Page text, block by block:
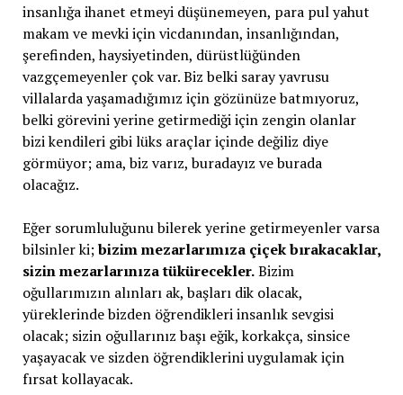
insanlığa ihanet etmeyi düşünemeyen, para pul yahut
makam ve mevki için vicdanından, insanlığından,
şerefinden, haysiyetinden, dürüstlüğünden
vazgçemeyenler çok var. Biz belki saray yavrusu
villalarda yaşamadığımız için gözünüze batmıyoruz,
belki görevini yerine getirmediği için zengin olanlar
bizi kendileri gibi lüks araçlar içinde değiliz diye
görmüyor; ama, biz varız, buradayız ve burada
olacağız.
Eğer sorumluluğunu bilerek yerine getirmeyenler varsa
bilsinler ki;bizim mezarlarımıza çiçek bırakacaklar,
sizin mezarlarınıza tükürecekler.Bizim
oğullarımızın alınları ak, başları dik olacak,
yüreklerinde bizden öğrendikleri insanlık sevgisi
olacak; sizin oğullarınız başı eğik, korkakça, sinsice
yaşayacak ve sizden öğrendiklerini uygulamak için
fırsat kollayacak.